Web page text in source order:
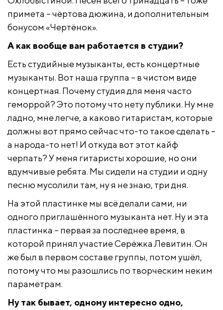
примета – чёртова дюжина, и дополнительным
бонусом «Чертёнок».
А как вообще вам работается в студии?
Есть студийные музыканты, есть концертные
музыканты. Вот наша группа – в чистом виде
концертная. Почему студия для меня часто
геморрой? Это потому что нету публики. Ну мне
ладно, мне легче, а каково гитаристам, которые
должны вот прямо сейчас что-то такое сделать –
а народа-то нет! И откуда вот этот кайф
черпать? У меня гитаристы хорошие, но они
вдумчивые ребята. Мы сидели на студии и одну
песню мусолили там, ну я не знаю, три дня.
На этой пластинке мы всё делали сами, ни
одного приглашённого музыканта нет. Ну и эта
пластинка – первая за последнее время, в
которой принял участие Серёжка Левитин. Он
же был в первом составе группы, потом ушёл,
потому что мы разошлись по творческим неким
параметрам.
Ну так бывает, одному интересно одно,